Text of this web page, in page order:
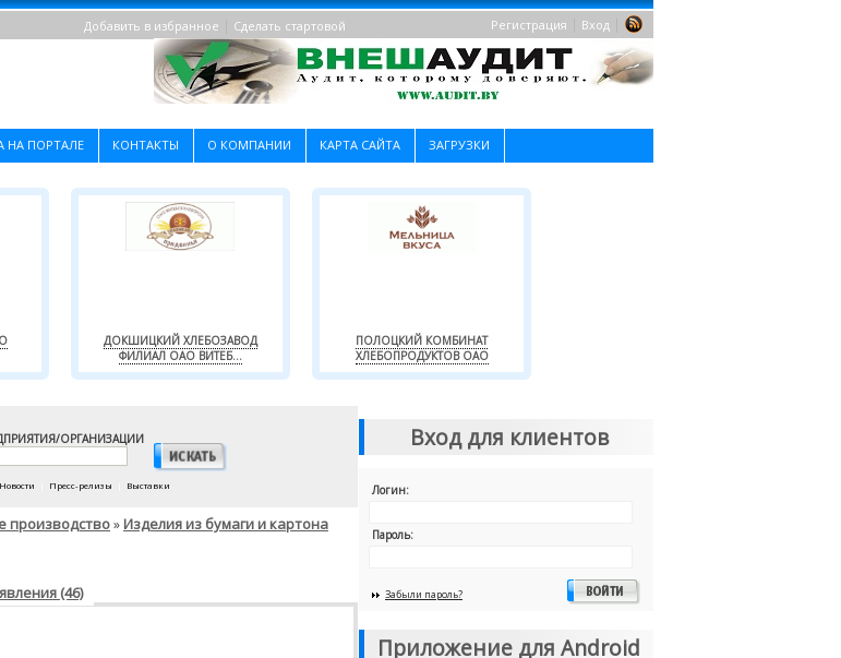
Регистрация Вход
Добавить в избранное Сделать стартовой
НА ПОРТАЛЕ КОНТАКТЫ О КОМПАНИИ КАРТА САЙТА ЗАГРУЗКИ
ДОКШИЦКИЙ ХЛЕБОЗАВОД
ФИЛИАЛ ОАО ВИТЕБ...
ПОЛОЦКИЙ КОМБИНАТ
ХЛЕБОПРОДУКТОВ ОАО
ОРГАНИЗАЦИИ
Новости Пресс-релизы Выставки
производство» Изделия из бумаги и картона
(46)
Вход для клиентов
Логин:
Пароль:
Забыли пароль?
Приложение для Android